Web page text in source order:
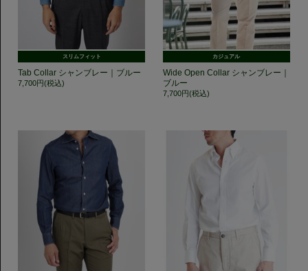
スリムフィット
Tab Collar シャンブレー｜ブルー
7,700円(税込)
カジュアル
Wide Open Collar シャンブレー｜
ブルー
7,700円(税込)